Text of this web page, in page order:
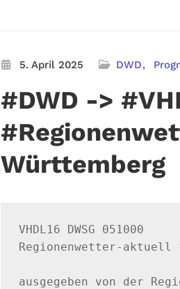
5. April 2025 DWD
#DWD ->
Württemberg
VHDL16 DWSG 051000
Regionenwetter-aktuell
ausgegeben von der